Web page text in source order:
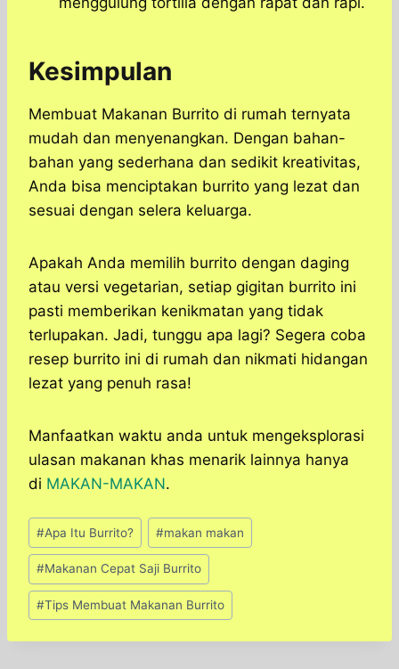
Kesimpulan
Membuat Makanan Burrito di rumah ternyata
mudah dan menyenangkan. Dengan bahan-
bahan yang sederhana dan sedikit kreativitas,
Anda bisa menciptakan burrito yang lezat dan
sesuai dengan selera keluarga.
Apakah Anda memilih burrito dengan daging
atau versi vegetarian, setiap gigitan burrito ini
pasti memberikan kenikmatan yang tidak
terlupakan. Jadi, tunggu apa lagi? Segera coba
resep burrito ini di rumah dan nikmati hidangan
lezat yang penuh rasa!
Manfaatkan waktu anda untuk mengeksplorasi
ulasan makanan khas menarik lainnya hanya
di MAKAN-MAKAN.
Post
Tags:
#Apa Itu Burrito? #makan makan
#Makanan Cepat Saji Burrito
#Tips Membuat Makanan Burrito